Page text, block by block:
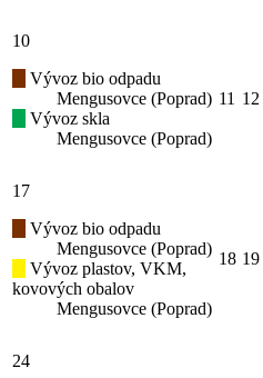
10
Vývoz bio odpadu
Mengusovce (Poprad)
Vývoz skla
Mengusovce (Poprad)
11 12
17
Vývoz bio odpadu
Mengusovce (Poprad)
Vývoz plastov, VKM,
kovových obalov
Mengusovce (Poprad)
18 19
24